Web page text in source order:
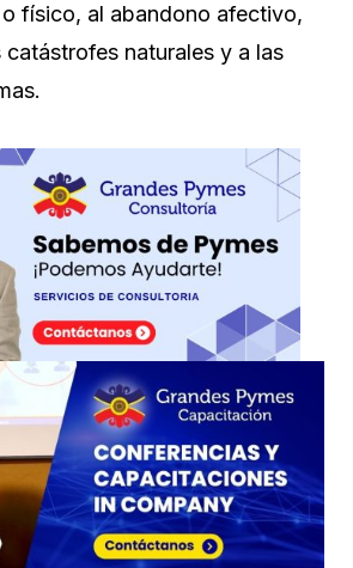
físico, al abandono afectivo,
catástrofes naturales y a las